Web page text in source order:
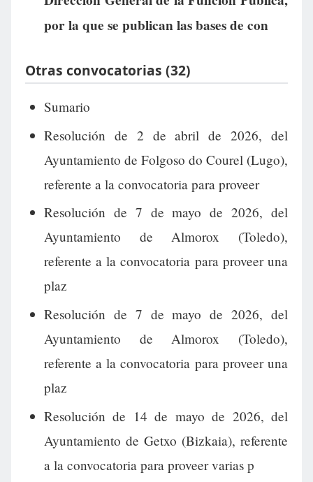
por la que se publican las bases de con
Otras convocatorias (32)
Sumario
Resolución de 2 de abril de 2026, del
Ayuntamiento de Folgoso do Courel (Lugo),
referente a la convocatoria para proveer
Resolución de 7 de mayo de 2026, del
Ayuntamiento de Almorox (Toledo),
referente a la convocatoria para proveer una
plaz
Resolución de 7 de mayo de 2026, del
Ayuntamiento de Almorox (Toledo),
referente a la convocatoria para proveer una
plaz
Resolución de 14 de mayo de 2026, del
Ayuntamiento de Getxo (Bizkaia), referente
a la convocatoria para proveer varias p